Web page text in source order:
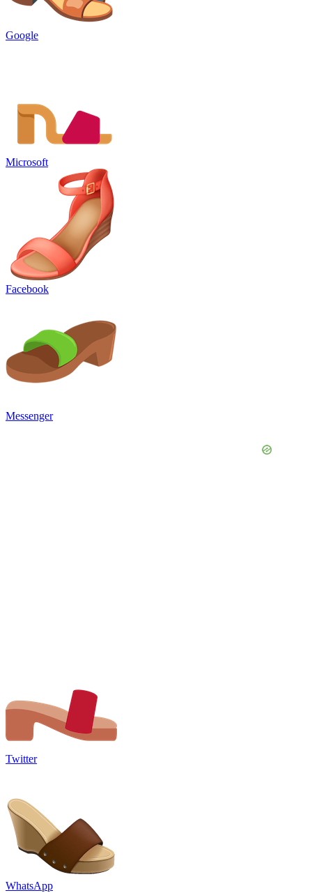
Google
Microsoft
Facebook
Messenger
Twitter
WhatsApp